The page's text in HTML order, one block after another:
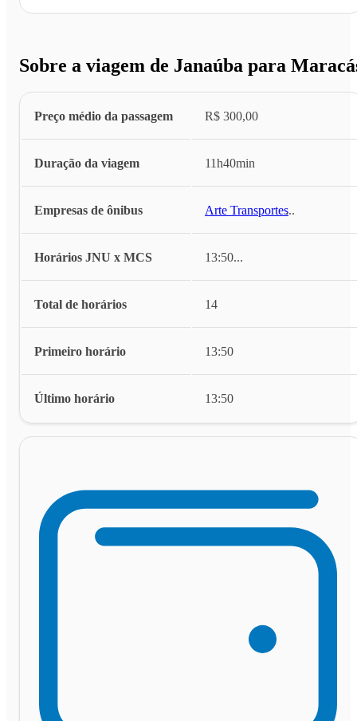
Sobre a viagem de Janaúba para
Preço médio da passagem R$ 300,00
Duração da viagem 11h40min
Empresas de ônibus Arte Transportes...
Horários JNU x MCS 13:50...
Total de horários 14
Primeiro horário 13:50
Último horário 13:50